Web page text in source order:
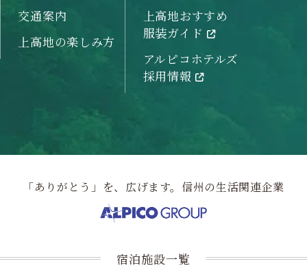
交通案内
上高地の楽しみ方
上高地おすすめ
服装ガイド
アルピコホテルズ
採用情報
「ありがとう」を、広げます。信州の生活関連企業
宿泊施設一覧